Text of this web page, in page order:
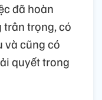
đã hoàn
trân trọng, có
và cũng có
quyết trong